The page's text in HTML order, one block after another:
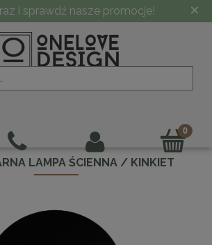
i sprawdź nasze promocje! ×
LAMPA ŚCIENNA / KINKIET